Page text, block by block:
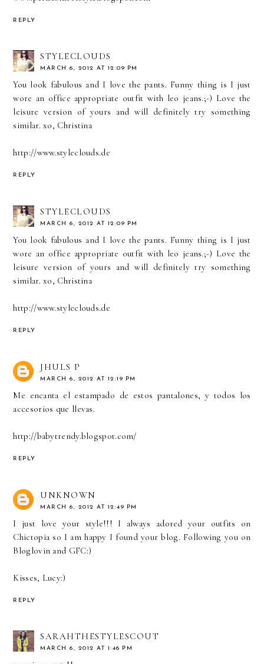
REPLY
STYLECLOUDS
MARCH 6, 2012 AT 12:09 PM
You look fabulous and I love the pants. Funny thing is I just
wore an office appropriate outfit with leo jeans.;-) Love the
leisure version of yours and will definitely try something
similar. xo, Christina
http://www.styleclouds.de
REPLY
STYLECLOUDS
MARCH 6, 2012 AT 12:09 PM
You look fabulous and I love the pants. Funny thing is I just
wore an office appropriate outfit with leo jeans.;-) Love the
leisure version of yours and will definitely try something
similar. xo, Christina
http://www.styleclouds.de
REPLY
JHULS P
MARCH 6, 2012 AT 12:19 PM
Me encanta el estampado de estos pantalones, y todos los
accesorios que llevas.
http://babytrendy.blogspot.com/
REPLY
UNKNOWN
MARCH 6, 2012 AT 12:49 PM
I just love your style!!! I always adored your outfits on
Chictopia so I am happy I found your blog. Following you on
Bloglovin and GFC:)
Kisses, Lucy:)
REPLY
SARAHTHESTYLESCOUT
MARCH 6, 2012 AT 1:46 PM